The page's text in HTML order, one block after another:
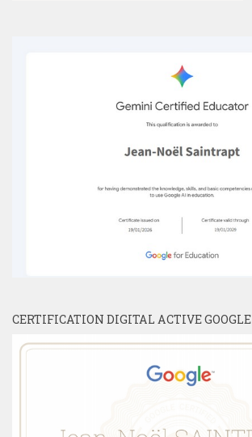
CERTIFICATION DIGITAL ACTIVE GOOGLE